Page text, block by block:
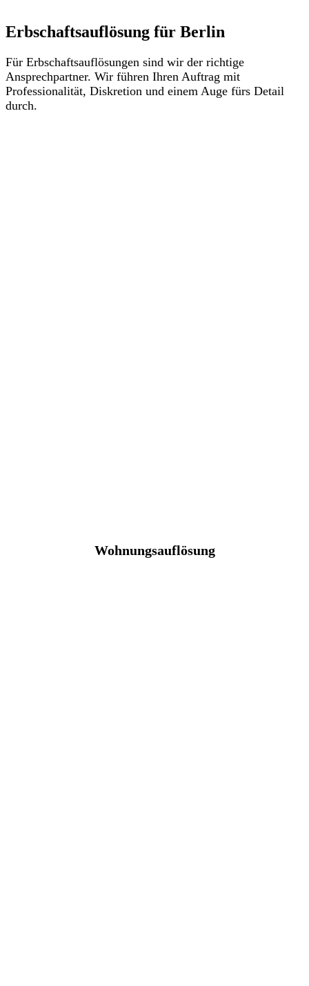
Erbschaftsauflösung für Berlin
Für Erbschaftsauflösungen sind wir der richtige
Ansprechpartner. Wir führen Ihren Auftrag mit
Professionalität, Diskretion und einem Auge fürs Detail
durch.
Wohnungsauflösung